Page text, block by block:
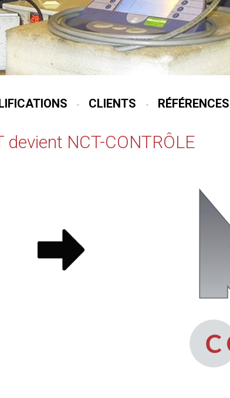
- CLIENTS - RÉFÉRENCES
devient NCT-CONTRÔLE